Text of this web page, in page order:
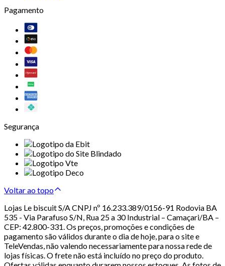
Pagamento
Segurança
Voltar ao topo
Lojas Le biscuit S/A CNPJ nº 16.233.389/0156-91 Rodovia BA
535 - Via Parafuso S/N, Rua 25 a 30 Industrial – Camaçari/BA –
CEP: 42.800-331. Os preços, promoções e condições de
pagamento são válidos durante o dia de hoje, para o site e
TeleVendas, não valendo necessariamente para nossa rede de
lojas físicas. O frete não está incluído no preço do produto.